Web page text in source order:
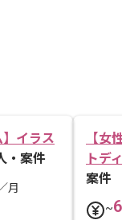
】イラス
・案件
月
【女
トデ
案件
~